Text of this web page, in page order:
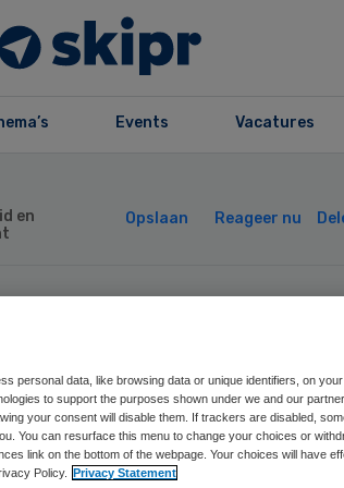
Events Vacatures
en
Opslaan Reageer nu
rond
Zuid-
personal data, like browsing data or unique identifiers, on
to support the purposes shown under we and our
your consent will disable them. If trackers are disabled,
You can resurface this menu to change your choices or
link on the bottom of the webpage. Your choices will have
Policy.
Privacy Statement